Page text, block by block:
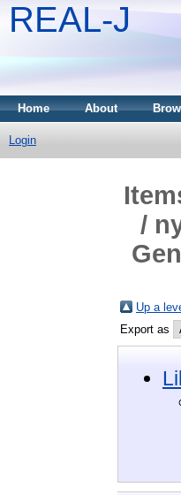
REAL-J
Home About
Login
/
Up a
Export as